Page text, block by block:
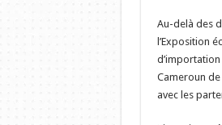
Au-delà des
l’Exposition
Cameroun
avec les